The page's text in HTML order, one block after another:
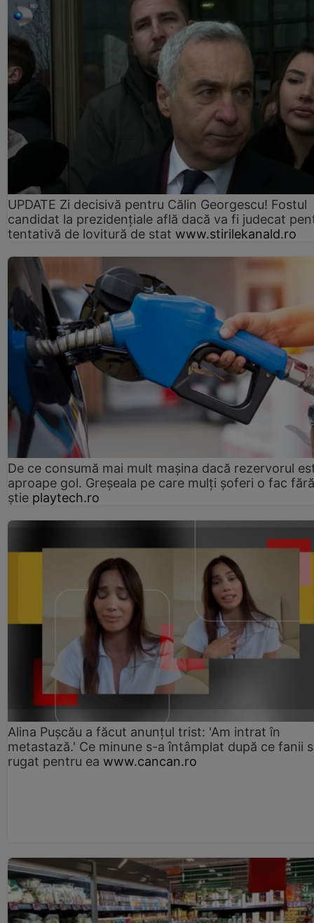
UPDATE Zi decisivă pentru Călin Georgescu! Fostul
candidat la prezidențiale află dacă va fi judecat
tentativă de lovitură de stat www.stirilekanald.ro
De ce consumă mai mult mașina dacă rezervorul
aproape gol. Greșeala pe care mulți șoferi o fac
știe playtech.ro
Alina Pușcău a făcut anunțul trist: 'Am intrat în
metastază.' Ce minune s-a întâmplat după ce fanii
rugat pentru ea www.cancan.ro